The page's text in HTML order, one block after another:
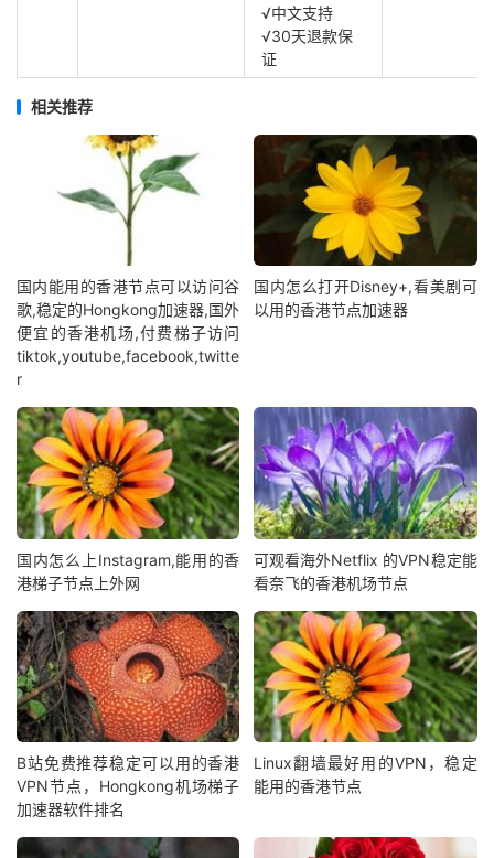
√中文支持
√30天退款保
证
相关推荐
国内能用的香港节点可以访问谷
歌,稳定的Hongkong加速器,国外
便宜的香港机场,付费梯子访问
tiktok,youtube,facebook,twitte
r
国内怎么打开Disney+,看美剧可
以用的香港节点加速器
国内怎么上Instagram,能用的香
港梯子节点上外网
可观看海外Netflix 的VPN稳定能
看奈飞的香港机场节点
B站免费推荐稳定可以用的香港
VPN节点，Hongkong机场梯子
加速器软件排名
Linux翻墙最好用的VPN，稳定
能用的香港节点